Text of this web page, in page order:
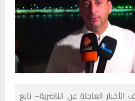
العاجلة عن الناصرية– تابع